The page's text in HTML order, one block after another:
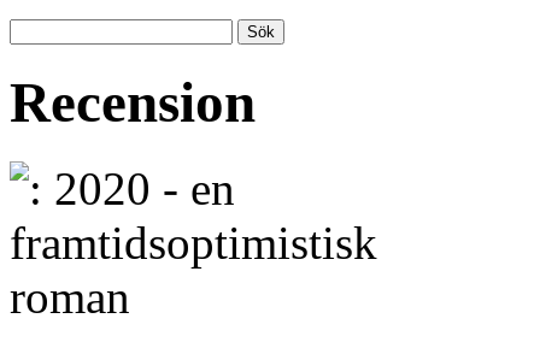
Recension